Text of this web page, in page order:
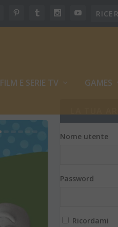
FILM E SERIE TV GAMES
Nome utente
Password
Ricordami